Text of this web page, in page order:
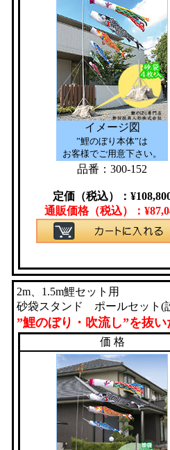
イメージ図
”鯉のぼり本体”は
お客様でご用意下さい。
品番：300-152
定価（税込）： ¥
通販価格（税込）： ¥
2m、1.5m鯉セット用
砂袋スタンド ポールセット(
”鯉のぼり・吹流し”を抜い
価 格